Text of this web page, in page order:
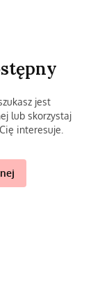
jest
lub skorzystaj
interesuje.